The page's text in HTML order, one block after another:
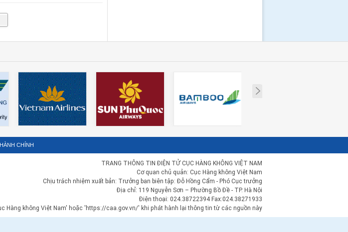
CHÍNH
TRANG THÔNG TIN ĐIỆN TỬ CỤC HÀNG KHÔNG VIỆT NAM
Cơ quan chủ quản: Cục Hàng không Việt Nam
Chịu trách nhiệm xuất bản: Trưởng ban biên tập: Đỗ Hồng Cẩm - Phó Cục trưởng
Địa chỉ: 119 Nguyễn Sơn – Phường Bồ Đề - TP. Hà Nội
Điện thoại: 024.38722394 Fax:024.38271933
Hàng không Việt Nam' hoặc 'https://caa.gov.vn/' khi phát hành lại thông tin từ các nguồn này